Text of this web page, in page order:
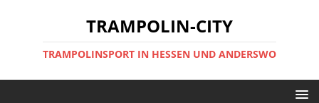
TRAMPOLIN-CITY
TRAMPOLINSPORT IN HESSEN UND ANDERSWO